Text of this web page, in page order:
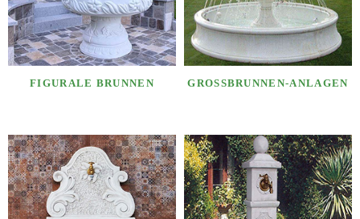
FIGURALE BRUNNEN GROSSBRUNNEN-ANLAGEN